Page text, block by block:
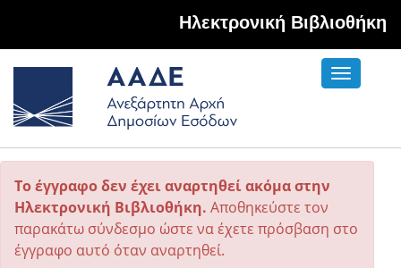
Hλεκτρονική Βιβλιοθήκη
Toggle
Το έγγραφο δεν έχει αναρτηθεί ακόμα στην
Ηλεκτρονική Βιβλιοθήκη. Αποθηκεύστε τον
παρακάτω σύνδεσμο ώστε να έχετε πρόσβαση στο
έγγραφο αυτό όταν αναρτηθεί.